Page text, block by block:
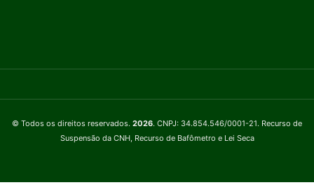
© Todos os direitos reservados. 2026. CNPJ: 34.854.546/0001-21. Recurso de
Suspensão da CNH, Recurso de Bafômetro e Lei Seca